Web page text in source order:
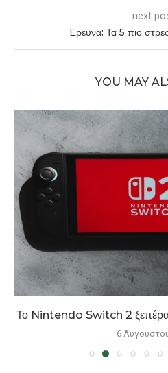
next
Έρευνα: Τα 5 πιο
YOU MAY
Το Nintendo Switch 2
6